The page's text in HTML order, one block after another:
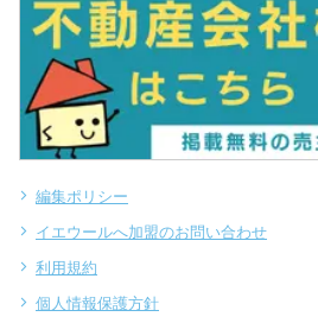
編集ポリシー
イエウールへ加盟のお問い合わせ
利用規約
個人情報保護方針